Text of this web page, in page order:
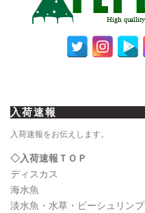
入荷速報
入荷速報をお伝えします。
◇入荷速報ＴＯＰ
ディスカス
海水魚
淡水魚・水草・ビーシュリンプ